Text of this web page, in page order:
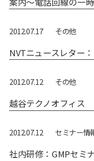
2012.07.17 その他
NVTニュースレター
2012.07.12 その他
越谷テクノオフィス
2012.07.12 セミナー情
社内研修：GMPセミ